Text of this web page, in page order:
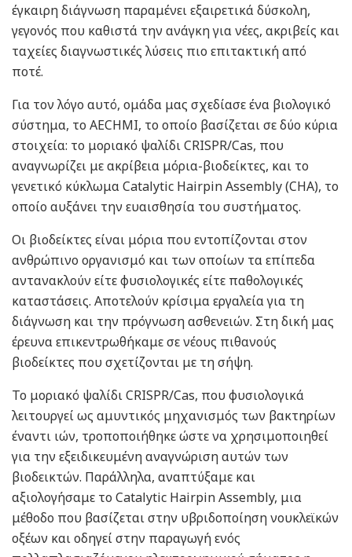
έγκαιρη διάγνωση παραμένει εξαιρετικά δύσκολη,
γεγονός που καθιστά την ανάγκη για νέες, ακριβείς και
ταχείες διαγνωστικές λύσεις πιο επιτακτική από
ποτέ.
Για τον λόγο αυτό, ομάδα μας σχεδίασε ένα βιολογικό
σύστημα, το AECHMI, το οποίο βασίζεται σε δύο κύρια
στοιχεία: το μοριακό ψαλίδι CRISPR/Cas, που
αναγνωρίζει με ακρίβεια μόρια-βιοδείκτες, και το
γενετικό κύκλωμα Catalytic Hairpin Assembly (CHA), το
οποίο αυξάνει την ευαισθησία του συστήματος.
Οι βιοδείκτες είναι μόρια που εντοπίζονται στον
ανθρώπινο οργανισμό και των οποίων τα επίπεδα
αντανακλούν είτε φυσιολογικές είτε παθολογικές
καταστάσεις. Αποτελούν κρίσιμα εργαλεία για τη
διάγνωση και την πρόγνωση ασθενειών. Στη δική μας
έρευνα επικεντρωθήκαμε σε νέους πιθανούς
βιοδείκτες που σχετίζονται με τη σήψη.
Το μοριακό ψαλίδι CRISPR/Cas, που φυσιολογικά
λειτουργεί ως αμυντικός μηχανισμός των βακτηρίων
έναντι ιών, τροποποιήθηκε ώστε να χρησιμοποιηθεί
για την εξειδικευμένη αναγνώριση αυτών των
βιοδεικτών. Παράλληλα, αναπτύξαμε και
αξιολογήσαμε το Catalytic Hairpin Assembly, μια
μέθοδο που βασίζεται στην υβριδοποίηση νουκλεϊκών
οξέων και οδηγεί στην παραγωγή ενός